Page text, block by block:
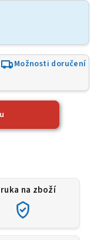
Možnosti doručení
na zboží